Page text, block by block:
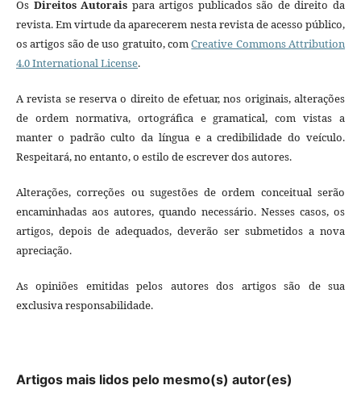
Os Direitos Autorais para artigos publicados são de direito da
revista. Em virtude da aparecerem nesta revista de acesso público,
os artigos são de uso gratuito, comCreative Commons Attribution
4.0 International License.
A revista se reserva o direito de efetuar, nos originais, alterações
de ordem normativa, ortográfica e gramatical, com vistas a
manter o padrão culto da língua e a credibilidade do veículo.
Respeitará, no entanto, o estilo de escrever dos autores.
Alterações, correções ou sugestões de ordem conceitual serão
encaminhadas aos autores, quando necessário. Nesses casos, os
artigos, depois de adequados, deverão ser submetidos a nova
apreciação.
As opiniões emitidas pelos autores dos artigos são de sua
exclusiva responsabilidade.
Artigos mais lidos pelo mesmo(s) autor(es)